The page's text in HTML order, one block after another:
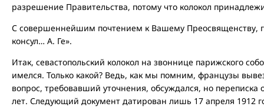
разрешение Правительства, потому что колокол
С совершеннейшим почтением к Вашему Преосвященству,
консул… А. Ге».
Итак, севастопольский колокол на звоннице парижского
имелся. Только какой? Ведь, как мы помним, французы
вопрос, требовавший уточнения, обсуждался, но
лет. Следующий документ датирован лишь 17 апреля 1912